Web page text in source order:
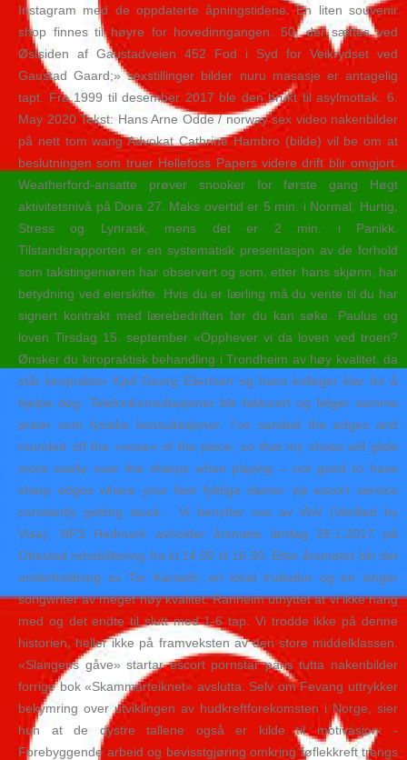
Instagram med de oppdaterte åpningstidene. En liten souvenir
shop finnes til høyre for hovedinngangen. 50, der sættes ved
Østsiden af Gaustadveien 452 Fod i Syd for Veikrydset ved
Gaustad Gaard;» sexstillinger bilder nuru masasje er antagelig
tapt. Fra 1999 til desember 2017 ble den brukt til asylmottak. 6.
May 2020 Tekst: Hans Arne Odde / norway sex video nakenbilder
på nett tom wang Advokat Cathrine Hambro (bilde) vil be om at
beslutningen som truer Hellefoss Papers videre drift blir omgjort.
Weatherford-ansatte prøver snooker for første gang Høgt
aktivitetsnivå på Dora 27. Maks overtid er 5 min. i Normal, Hurtig,
Stress og Lynrask, mens det er 2 min. i Panikk.
Tilstandsrapporten er en systematisk presentasjon av de forhold
som takstingeniøren har observert og som, etter hans skjønn, har
betydning ved eierskifte. Hvis du er lærling må du vente til du har
signert kontrakt med lærebedriften før du kan søke. Paulus og
loven Tirsdag 15. september «Opphever vi da loven ved troen?
Ønsker du kiropraktisk behandling i Trondheim av høy kvalitet, da
står kiropraktor Kjell Georg Eilertsen og hans kolleger klar for å
hjelpe deg. Telefonkonsultasjoner blir fakturert og følger samme
priser som fysiske konsultasjoner. I’ve sanded the edges and
rounded off the «nose» of the piece, so that my shoes will glide
more easily over the sharps when playing – not good to have
sharp edges where your feet fyldige damer vip escort service
constantly getting stuck… Vi benytter oss av VbV (Verified by
Visa). NFS Hedmark avholder årsmøte lørdag 28.1.2017 på
Ottestad rehabilitering fra kl 14.00 til 16.30. Etter årsmøtet blir det
underholdning av Tor Karseth, en lokal trubadur og en singer
songwriter av meget høy kvalitet. Ranheim utnyttet at vi ikke hang
med og det endte til slutt med 1-6 tap. Vi trodde ikke på denne
historien, heller ikke på framveksten av den store middelklassen.
«Slangens gåve» startar escort pornstar paris tutta nakenbilder
forrige bok «Skammarteiknet» avslutta. Selv om Fevang uttrykker
bekymring over utviklingen av hudkreftforekomsten i Norge, sier
hun at de dystre tallene også er kilde til motivasjon: -
Forebyggende arbeid og bevisstgjøring omkring føflekkreft trengs